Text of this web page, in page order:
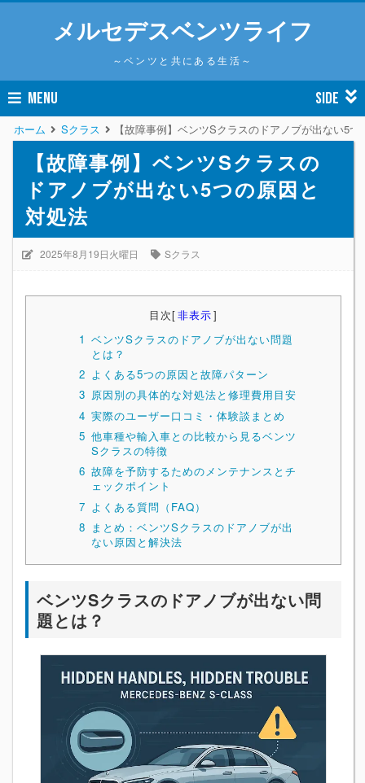
メルセデスベンツライフ
～ベンツと共にある生活～
MENU SIDE
ホーム Sクラス 【故障事例】ベンツSクラスのドアノブが出ない5
【故障事例】ベンツSクラスの
ドアノブが出ない5つの原因と
対処法
2025年8月19日火曜日 Sクラス
目次[非表示]
1 ベンツSクラスのドアノブが出ない問題
とは？
2 よくある5つの原因と故障パターン
3 原因別の具体的な対処法と修理費用目安
4 実際のユーザー口コミ・体験談まとめ
5 他車種や輸入車との比較から見るベンツ
Sクラスの特徴
6 故障を予防するためのメンテナンスとチ
ェックポイント
7 よくある質問（FAQ）
8 まとめ：ベンツSクラスのドアノブが出
ない原因と解決法
ベンツSクラスのドアノブが出ない問
題とは？